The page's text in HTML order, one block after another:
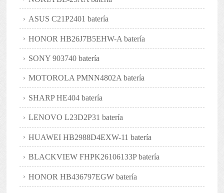
ASUS C21P2401 batería
HONOR HB26J7B5EHW-A batería
SONY 903740 batería
MOTOROLA PMNN4802A batería
SHARP HE404 batería
LENOVO L23D2P31 batería
HUAWEI HB2988D4EXW-11 batería
BLACKVIEW FHPK26106133P batería
HONOR HB436797EGW batería